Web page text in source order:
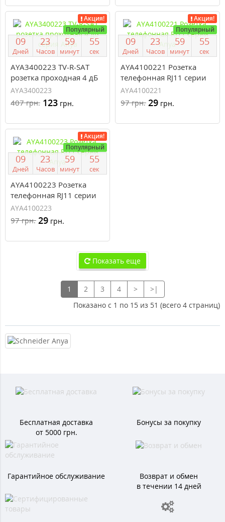
Акция!
Популярный
09
Дней
23
Часов
59
минут
54
сек
AYA3400223 TV-R-SAT
розетка проходная 4 дБ
серия Anya
AYA3400223
407грн. 123 грн.
Акция!
Популярный
09
Дней
23
Часов
59
минут
54
сек
AYA4100221 Розетка
телефонная RJ11 серии
Anya
AYA4100221
97грн. 29 грн.
Акция!
Популярный
09
Дней
23
Часов
59
минут
54
сек
AYA4100223 Розетка
телефонная RJ11 серии
Anya
AYA4100223
97грн. 29 грн.
Показать еще
1 2 3 4 >
>|
Показано с 1 по 15 из 51 (всего 4 страниц)
Бесплатная доставка
от 5000 грн.
Бонусы за покупку
Гарантийное обслуживание
Возврат и обмен
в течении 14 дней